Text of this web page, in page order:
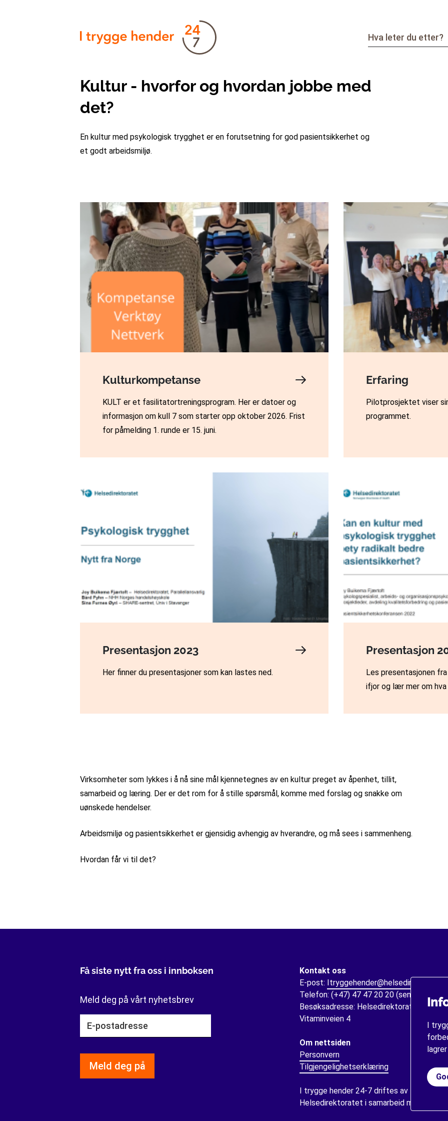
I
Kultur - hvorfor og hvordan jobbe med
det?
En kultur med psykologisk trygghet er en forutsetning for god pasientsikkerhet og
et godt arbeidsmiljø.
Kulturkompetanse
KULT er et fasilitatortreningsprogram. Her er datoer og
informasjon om kull 7 som starter opp oktober 2026. Frist
for påmelding 1. runde er 15. juni.
Erfaring
Pilotprosjektet viser
programmet.
Presentasjon 2023
Her finner du presentasjoner som kan lastes ned.
Presentasjon
Les presentasjonen
ifjor og lær mer om
Virksomheter som lykkes i å nå sine mål kjennetegnes av en kultur preget av åpenhet, tillit,
samarbeid og læring. Der er det rom for å stille spørsmål, komme med forslag og snakke om
uønskede hendelser.
Arbeidsmiljø og pasientsikkerhet er gjensidig avhengig av hverandre, og må sees i sammenheng.
Hvordan får vi til det?
Få siste nytt fra oss i innboksen
Meld deg på vårt nyhetsbrev
Meld deg på
Kontakt oss
E-post: Itryggehender@helsedir.no
Telefon: (+47) 47 47 20 20 (sentralbord)
Besøksadresse: Helsedirektoratet,
Vitaminveien 4
Om nettsiden
Personvern
Tilgjengelighetserklæring
I trygge hender 24-7 driftes av
Helsedirektoratet i samarbeid med